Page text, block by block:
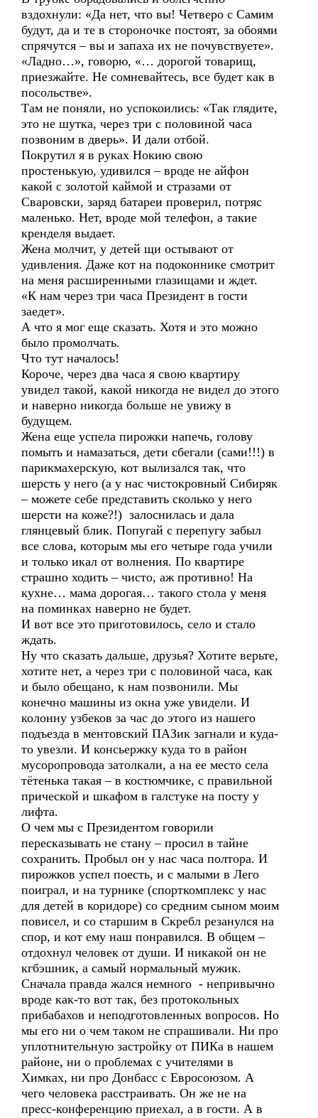
вздохнули: «Да нет, что вы! Четверо с Самим
будут, да и те в стороночке постоят, за обоями
спрячутся – вы и запаха их не почувствуете».
«Ладно…», говорю, «… дорогой товарищ,
приезжайте. Не сомневайтесь, все будет как в
посольстве».
Там не поняли, но успокоились: «Так глядите,
это не шутка, через три с половиной часа
позвоним в дверь». И дали отбой.
Покрутил я в руках Нокию свою
простенькую, удивился – вроде не айфон
какой с золотой каймой и стразами от
Сваровски, заряд батареи проверил, потряс
маленько. Нет, вроде мой телефон, а такие
кренделя выдает.
Жена молчит, у детей щи остывают от
удивления. Даже кот на подоконнике смотрит
на меня расширенными глазищами и ждет.
«К нам через три часа Президент в гости
заедет».
А что я мог еще сказать. Хотя и это можно
было промолчать.
Что тут началось!
Короче, через два часа я свою квартиру
увидел такой, какой никогда не видел до этого
и наверно никогда больше не увижу в
будущем.
Жена еще успела пирожки напечь, голову
помыть и намазаться, дети сбегали (сами!!!) в
парикмахерскую, кот вылизался так, что
шерсть у него (а у нас чистокровный Сибиряк
– можете себе представить сколько у него
шерсти на коже?!) залоснилась и дала
глянцевый блик. Попугай с перепугу забыл
все слова, которым мы его четыре года учили
и только икал от волнения. По квартире
страшно ходить – чисто, аж противно! На
кухне… мама дорогая… такого стола у меня
на поминках наверно не будет.
И вот все это приготовилось, село и стало
ждать.
Ну что сказать дальше, друзья? Хотите верьте,
хотите нет, а через три с половиной часа, как
и было обещано, к нам позвонили. Мы
конечно машины из окна уже увидели. И
колонну узбеков за час до этого из нашего
подъезда в ментовский ПАЗик загнали и куда-
то увезли. И консьержку куда то в район
мусоропровода затолкали, а на ее место села
тётенька такая – в костюмчике, с правильной
прической и шкафом в галстуке на посту у
лифта.
О чем мы с Президентом говорили
пересказывать не стану – просил в тайне
сохранить. Пробыл он у нас часа полтора. И
пирожков успел поесть, и с малыми в Лего
поиграл, и на турнике (спорткомплекс у нас
для детей в коридоре) со средним сыном моим
повисел, и со старшим в Скребл резанулся на
спор, и кот ему наш понравился. В общем –
отдохнул человек от души. И никакой он не
кгбэшник, а самый нормальный мужик.
Сначала правда жался немного - непривычно
вроде как-то вот так, без протокольных
прибабахов и неподготовленных вопросов. Но
мы его ни о чем таком не спрашивали. Ни про
уплотнительную застройку от ПИКа в нашем
районе, ни о проблемах с учителями в
Химках, ни про Донбасс с Евросоюзом. А
чего человека расстраивать. Он же не на
пресс-конференцию приехал, а в гости. А в